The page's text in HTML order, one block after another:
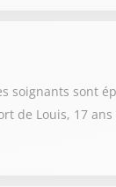
sont
de Louis, 17